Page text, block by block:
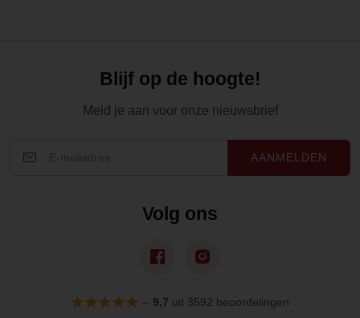
Blijf op de hoogte!
Meld je aan voor onze nieuwsbrief
AANMELDEN
Volg ons
– 9,7 uit 3592 beoordelingen